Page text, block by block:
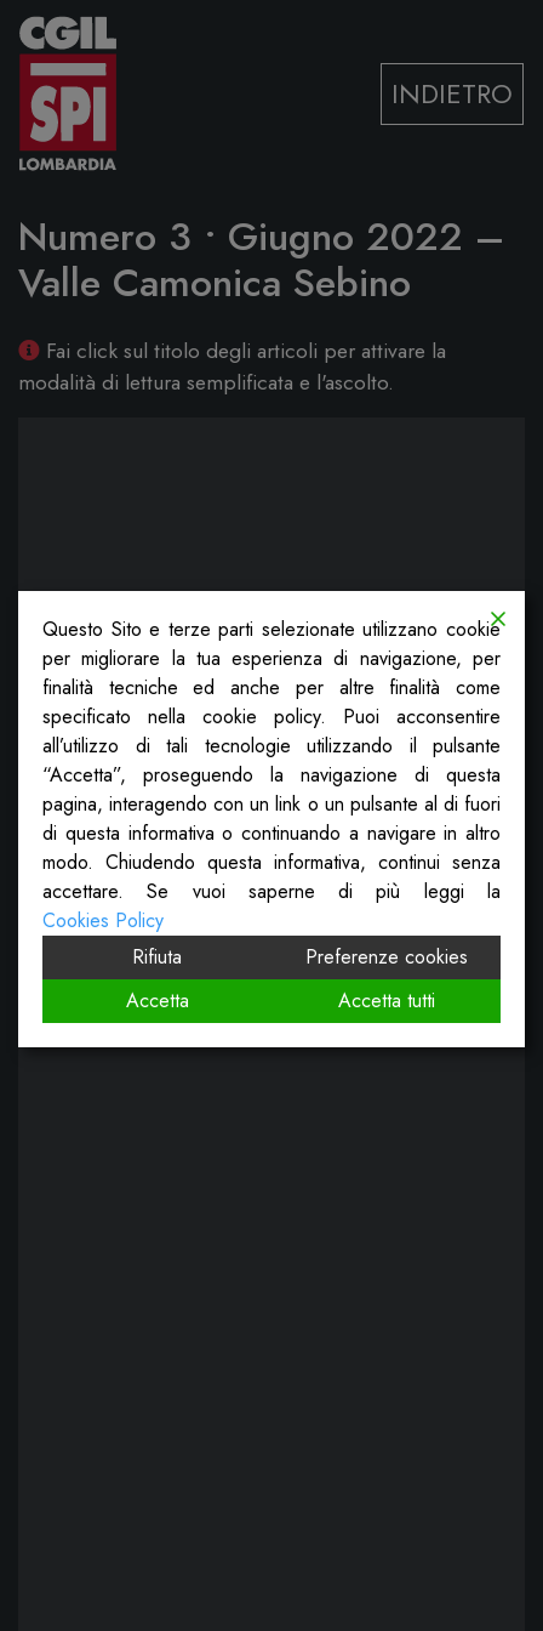
Vai al contenuto
INDIETRO
Numero 3 • Giugno 2022 –
Valle Camonica Sebino
Fai click sul titolo degli articoli per attivare la
modalità di lettura semplificata e l'ascolto.
Questo Sito e terze parti selezionate utilizzano cookie
per migliorare la tua esperienza di navigazione, per
finalità tecniche ed anche per altre finalità come
specificato nella cookie policy. Puoi acconsentire
all’utilizzo di tali tecnologie utilizzando il pulsante
“Accetta”, proseguendo la navigazione di questa
pagina, interagendo con un link o un pulsante al di fuori
di questa informativa o continuando a navigare in altro
modo. Chiudendo questa informativa, continui senza
accettare. Se vuoi saperne di più leggi la
Cookies Policy
Rifiuta
Preferenze cookies
Accetta
Accetta tutti